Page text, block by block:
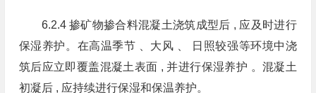
6.2.4 掺矿物掺合料混凝土浇筑成型后 , 应及时进行
保湿养护。在高温季节 、大风 、 日照较强等环境中浇
筑后应立即覆盖混凝土表面 , 并进行保湿养护 。混凝土
初凝后 , 应持续进行保湿和保温养护。